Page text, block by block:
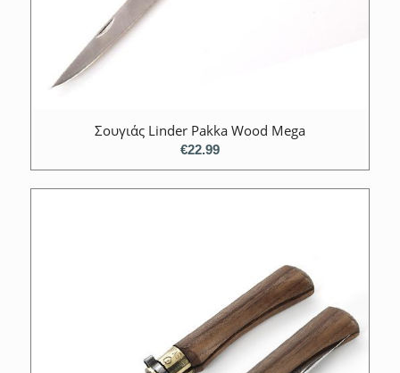
Σουγιάς Linder Pakka Wood Mega
€22.99